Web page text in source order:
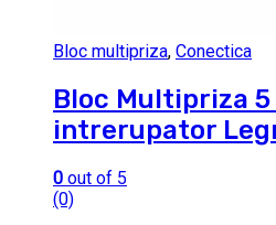
Bloc multipriza, Conectica
Bloc Multipriza
intrerupator
0 out of 5
(0)